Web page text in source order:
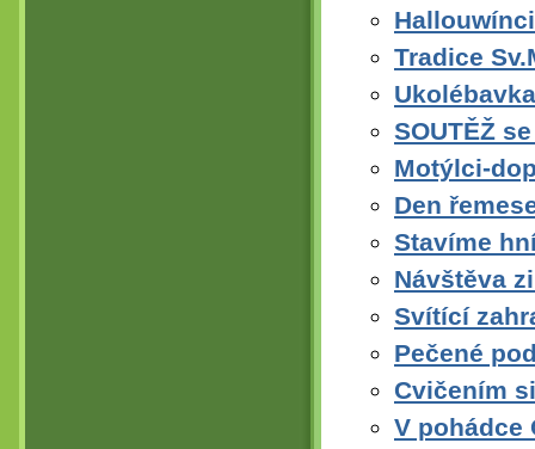
Tradice
SOUTĚŽ
Motýlci-
Den
Stavíme
Návštěva
Svítící
Pečené
Cvičením
V pohádce